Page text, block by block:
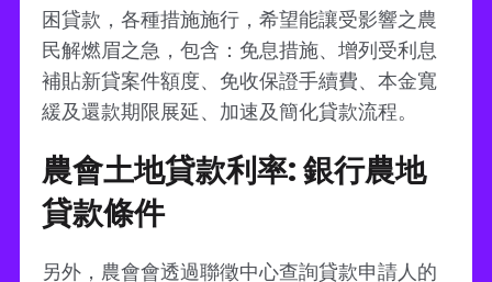
困貸款，各種措施施行，希望能讓受影響之農
民解燃眉之急，包含：免息措施、增列受利息
補貼新貸案件額度、免收保證手續費、本金寬
緩及還款期限展延、加速及簡化貸款流程。
農會土地貸款利率: 銀行農地
貸款條件
另外，農會會透過聯徵中心查詢貸款申請人的